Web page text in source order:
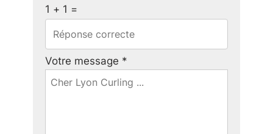
1 + 1 =
Votre message *